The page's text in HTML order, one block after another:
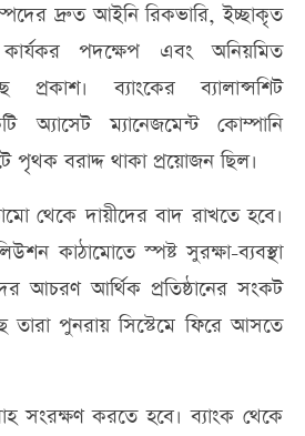
দ্রুত আইনি রিকভারি, ইচ্ছাকৃত
কার্যকর পদক্ষেপ এবং অনিয়মিত
প্রকাশ। ব্যাংকের ব্যালান্সশিট
অ্যাসেট ম্যানেজমেন্ট কোম্পানি
পৃথক বরাদ্দ থাকা প্রয়োজন ছিল।
থেকে দায়ীদের বাদ রাখতে হবে।
কাঠামোতে স্পষ্ট সুরক্ষা-ব্যবস্থা
আচরণ আর্থিক প্রতিষ্ঠানের সংকট
তারা পুনরায় সিস্টেমে ফিরে আসতে
সংরক্ষণ করতে হবে। ব্যাংক থেকে